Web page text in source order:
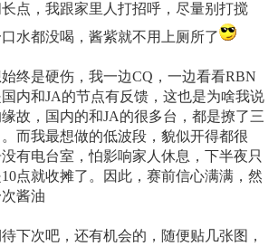
点，我跟家里人打招呼，尽量别打搅
水都没喝，酱紫就不用上厕所了
终是硬伤，我一边CQ，一边看看RBN
内和JA的节点有反馈，这也是为啥我说
故，国内的和JA的很多台，都是撩了三
而我最想做的低波段，貌似开得都很
有电台室，怕影响家人休息，下半夜只
点就收摊了。因此，赛前信心满满，然
酱油
下次吧，还有机会的，随便贴几张图，